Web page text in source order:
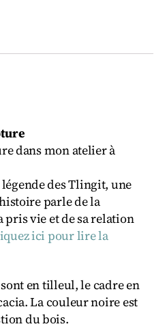
dans mon atelier à
des Tlingit, une
parle de la
vie et de sa relation
ici pour lire la
en tilleul, le cadre en
La couleur noire est
du bois.